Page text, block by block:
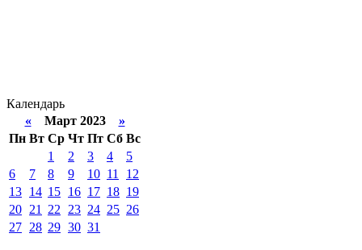
Календарь
«Март 2023 »
Пн Вт Ср Чт Пт Сб Вс
1
2 3 4
5
6
7 8 9 10 11
12
13 14 15 16 17 18 19
20 21 22 23 24 25 26
27 28 29 30 31